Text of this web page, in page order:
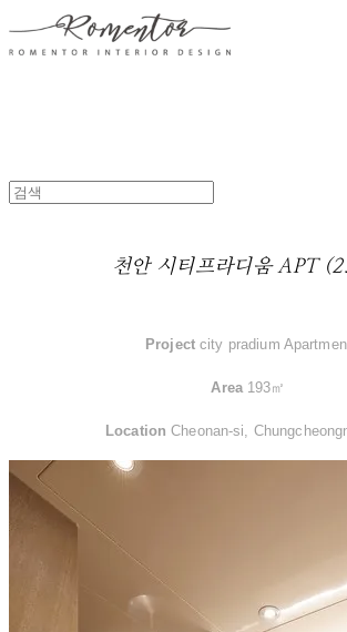
천안 시티프라디움 APT
Projectcity pradium
Area193㎡
Location Cheonan-si,